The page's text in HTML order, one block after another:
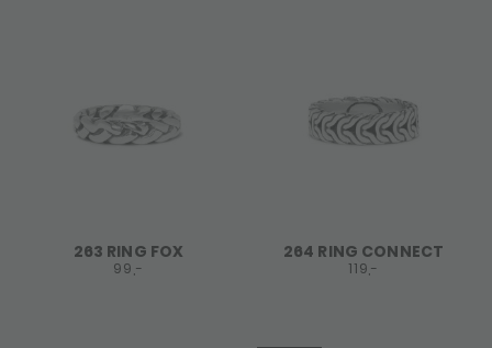
263 RING FOX
99,-
264 RING CONNECT
119,-